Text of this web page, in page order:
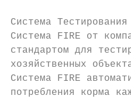
Система
Система FIRE от
стандартом для
хозяйственных
Система FIRE
потребления корма